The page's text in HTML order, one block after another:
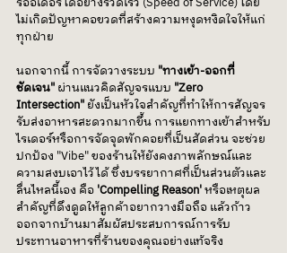
ไม่เกิดปัญหาคอขวดที่สร้างความหงุดหงิดใจให้แก่
ทุกฝ่าย
นอกจากนี้ การจัดวางระบบ "ทางเข้า-ออกที่
ชัดเจน" ผ่านแนวคิดสัญจรแบบ "Zero
Intersection" ยังเป็นหัวใจสำคัญที่ทำให้การสัญจร
รับส่งอาหารสะดวกมากขึ้น การแยกทางเข้าสำหรับ
ไรเดอร์หรือการจัดจุดพักคอยที่เป็นสัดส่วน จะช่วย
ปกป้อง "Vibe" ของร้านให้ยังคงภาพลักษณ์และ
ความสงบเอาไว้ได้ ซึ่งบรรยากาศที่เป็นส่วนตัวและ
ลื่นไหลนี้เอง คือ 'Compelling Reason' หรือเหตุผล
สำคัญที่ดึงดูดให้ลูกค้าอยากวางมือถือ แล้วก้าว
ออกจากบ้านมาสัมผัสประสบการณ์การรับ
ประทานอาหารที่ร้านของคุณอย่างแท้จริง